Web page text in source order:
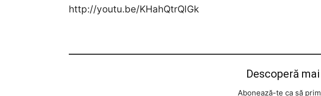
http://youtu.be/KHahQtrQlGk
Descoperă
Abonează-te ca să